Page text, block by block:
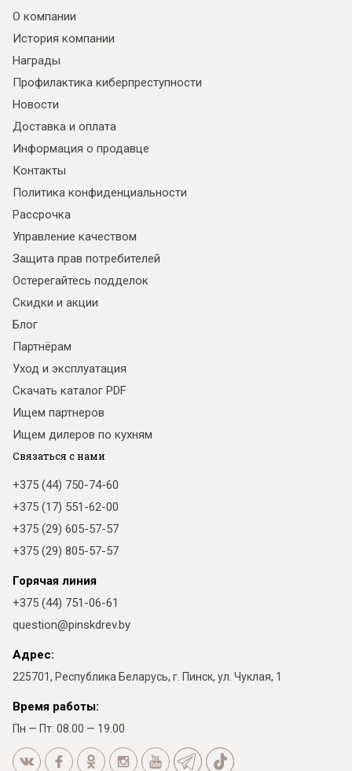
Я ознакомлен с
согласен на их обработку.
О компании
История компании
Награды
Профилактика киберпреступности
Новости
Доставка и оплата
Информация о продавце
Контакты
Политика конфиденциальности
Рассрочка
Управление качеством
Защита прав потребителей
Остерегайтесь подделок
Скидки и акции
Блог
Партнёрам
Уход и эксплуатация
Скачать каталог PDF
Ищем партнеров
Ищем дилеров по кухням
Связаться с нами
+375 (44) 750-74-60
+375 (17) 551-62-00
+375 (29) 605-57-57
+375 (29) 805-57-57
Горячая линия
+375 (44) 751-06-61
question@pinskdrev.by
Адрес:
225701, Республика Беларусь, г. Пинск, ул. Чуклая, 1
Время работы:
Пн — Пт: 08.00 — 19.00